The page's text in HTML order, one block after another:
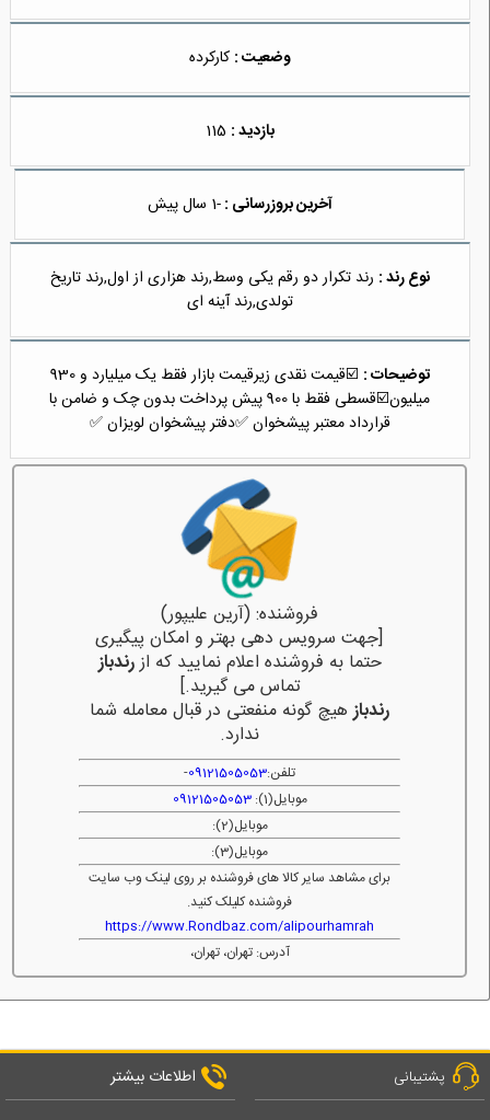
وضعیت : کارکرده
بازدید :
آخرین بروزرسانی :-1 سال پیش
نوع رند : رند تکرار دو رقم یکی وسط,رند هزاری از اول,رند تاریخ
تولدی,رند آینه ای
توضیحات :
‎☑️قیمت نقدی زیرقیمت بازار فقط یک میلیارد و 930
میلیون☑️‎قسطی فقط با 900 پیش پرداخت بدون چک و ضامن با
قرارداد معتبر پیشخوان ‎✅دفتر پیشخوان لویزان ✅
فروشنده: (آرین علیپور)
[جهت سرویس دهی بهتر و امکان پیگیری
حتما به فروشنده اعلام نمایید که ازرندباز
تماس می گیرید.]
رندبازهیچ گونه منفعتی در قبال معامله شما
ندارد.
تلفن:09121505053
-
موبایل(1):
09121505053
موبایل(2):
موبایل(3):
برای مشاهد سایر کالا های فروشنده بر روی لینک وب سایت
فروشنده کلیلک کنید.
https://www.Rondbaz.com/alipourhamrah
آدرس: تهران، تهران،
پشتیبانی اطلاعات بیشتر